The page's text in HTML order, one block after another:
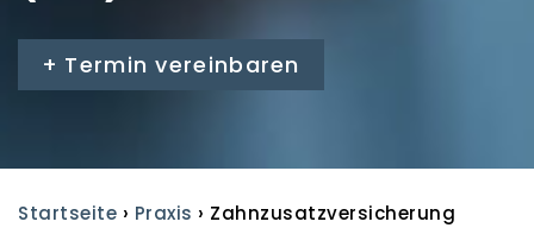
Termin vereinbaren
Startseite › Praxis › Zahnzusatzversicherung